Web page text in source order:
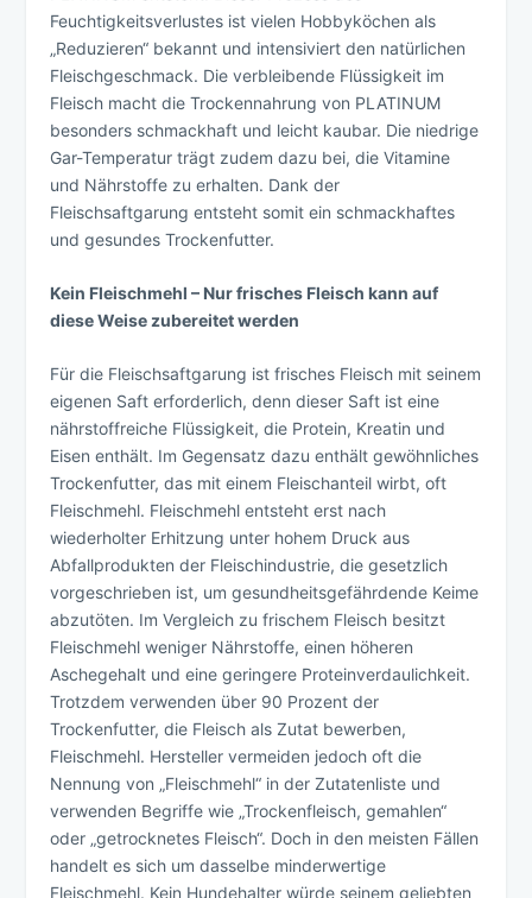
Feuchtigkeitsverlustes ist vielen Hobbyköchen als
„Reduzieren“ bekannt und intensiviert den natürlichen
Fleischgeschmack. Die verbleibende Flüssigkeit im
Fleisch macht die Trockennahrung von PLATINUM
besonders schmackhaft und leicht kaubar. Die niedrige
Gar-Temperatur trägt zudem dazu bei, die Vitamine
und Nährstoffe zu erhalten. Dank der
Fleischsaftgarung entsteht somit ein schmackhaftes
und gesundes Trockenfutter.
Kein Fleischmehl – Nur frisches Fleisch kann auf
diese Weise zubereitet werden
Für die Fleischsaftgarung ist frisches Fleisch mit seinem
eigenen Saft erforderlich, denn dieser Saft ist eine
nährstoffreiche Flüssigkeit, die Protein, Kreatin und
Eisen enthält. Im Gegensatz dazu enthält gewöhnliches
Trockenfutter, das mit einem Fleischanteil wirbt, oft
Fleischmehl. Fleischmehl entsteht erst nach
wiederholter Erhitzung unter hohem Druck aus
Abfallprodukten der Fleischindustrie, die gesetzlich
vorgeschrieben ist, um gesundheitsgefährdende Keime
abzutöten. Im Vergleich zu frischem Fleisch besitzt
Fleischmehl weniger Nährstoffe, einen höheren
Aschegehalt und eine geringere Proteinverdaulichkeit.
Trotzdem verwenden über 90 Prozent der
Trockenfutter, die Fleisch als Zutat bewerben,
Fleischmehl. Hersteller vermeiden jedoch oft die
Nennung von „Fleischmehl“ in der Zutatenliste und
verwenden Begriffe wie „Trockenfleisch, gemahlen“
oder „getrocknetes Fleisch“. Doch in den meisten Fällen
handelt es sich um dasselbe minderwertige
Fleischmehl. Kein Hundehalter würde seinem geliebten